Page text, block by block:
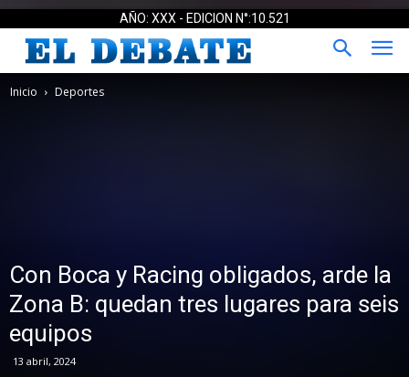
AÑO: XXX - EDICION N°:10.521
Inicio Deportes
Con Boca y Racing obligados, arde la
Zona B: quedan tres lugares para seis
equipos
13 abril, 2024